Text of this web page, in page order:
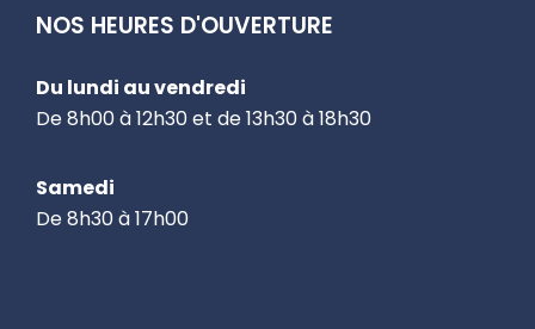
NOS HEURES D'OUVERTURE
Du lundi au vendredi
De 8h00 à 12h30 et de 13h30 à 18h30
Samedi
De 8h30 à 17h00